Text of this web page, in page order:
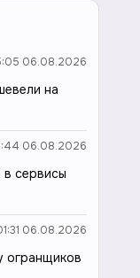
06.08.2026
на
06.08.2026
в сервисы
06.08.2026
огранщиков